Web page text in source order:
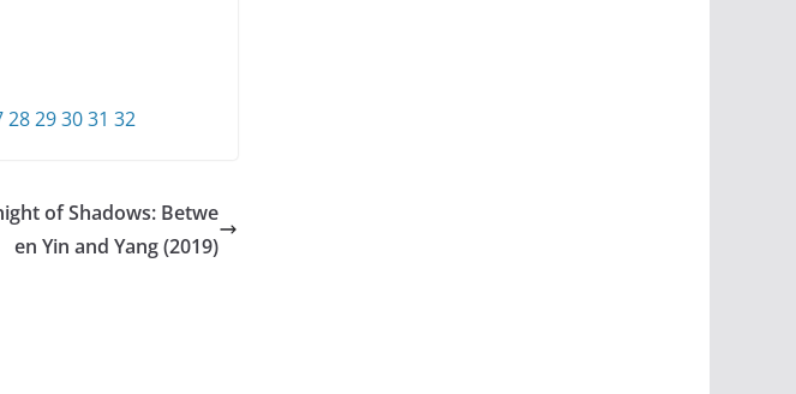
28293031 32
of Shadows: Betwe
en Yin and Yang (2019)